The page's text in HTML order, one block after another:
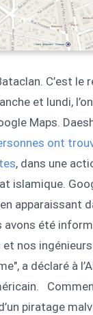
C’est
et lundi,
Maps.
ont
, dans une
islamique.
apparaissant
avons été
et nos
a déclaré à
piratage